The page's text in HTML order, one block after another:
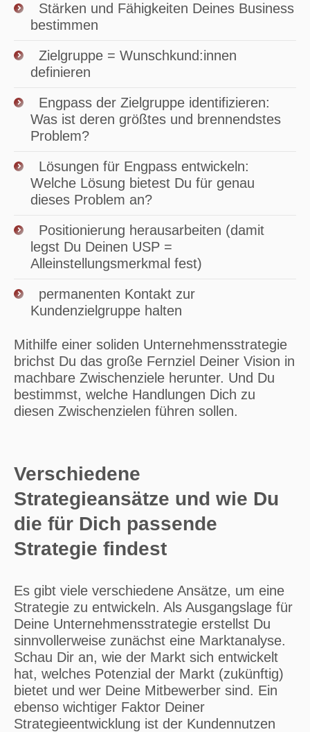
Stärken und Fähigkeiten Deines Business
bestimmen
Zielgruppe = Wunschkund:innen
definieren
Engpass der Zielgruppe identifizieren:
Was ist deren größtes und brennendstes
Problem?
Lösungen für Engpass entwickeln:
Welche Lösung bietest Du für genau
dieses Problem an?
Positionierung herausarbeiten (damit
legst Du Deinen USP =
Alleinstellungsmerkmal fest)
permanenten Kontakt zur
Kundenzielgruppe halten
Mithilfe einer soliden Unternehmensstrategie
brichst Du das große Fernziel Deiner Vision in
machbare Zwischenziele herunter. Und Du
bestimmst, welche Handlungen Dich zu
diesen Zwischenzielen führen sollen.
Verschiedene
Strategieansätze und wie Du
die für Dich passende
Strategie findest
Es gibt viele verschiedene Ansätze, um eine
Strategie zu entwickeln. Als Ausgangslage für
Deine Unternehmensstrategie erstellst Du
sinnvollerweise zunächst eine Marktanalyse.
Schau Dir an, wie der Markt sich entwickelt
hat, welches Potenzial der Markt (zukünftig)
bietet und wer Deine Mitbewerber sind. Ein
ebenso wichtiger Faktor Deiner
Strategieentwicklung ist der Kundennutzen